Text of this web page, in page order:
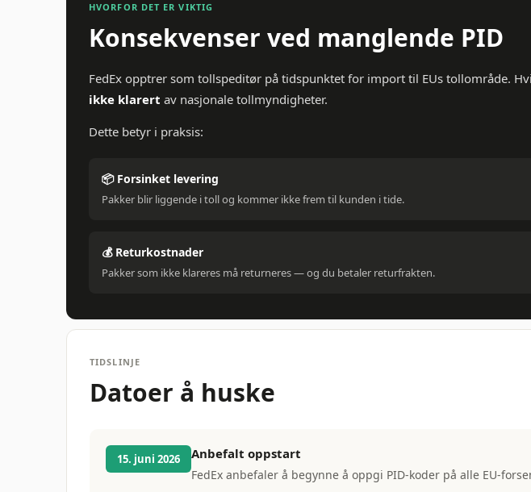
HVORFOR DET ER VIKTIG
Konsekvenser ved manglende PID
FedEx opptrer som tollspeditør på tidspunktet for import til EUs tollområde.
ikke klarert av nasjonale tollmyndigheter.
Dette betyr i praksis:
📦 Forsinket levering
Pakker blir liggende i toll og kommer ikke frem til kunden i tide.
💰 Returkostnader
Pakker som ikke klareres må returneres — og du betaler returfrakten.
TIDSLINJE
Datoer å huske
15. juni 2026 Anbefalt oppstart
FedEx anbefaler å begynne å oppgi PID-koder på alle EU-